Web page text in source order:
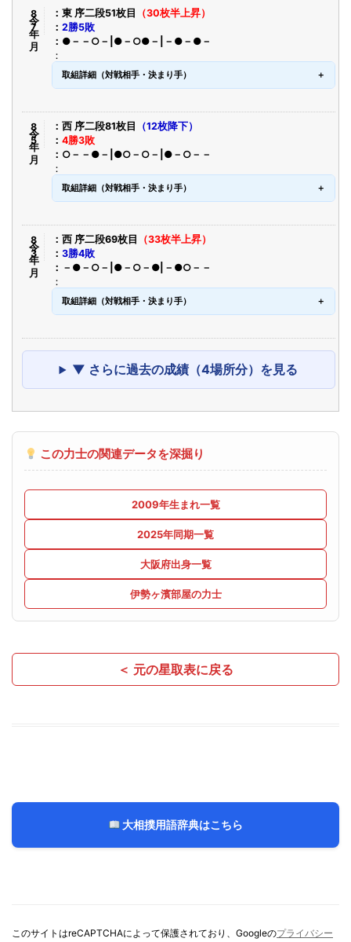
令8年7月 東 序二段51枚目
（30枚半上昇）
2勝5敗
●－－○－|●－○●－|－●－●－
取組詳細（対戦相手・決まり手）
令8年5月 西 序二段81枚目
（12枚降下）
4勝3敗
○－－●－|●○－○－|●－○－－
取組詳細（対戦相手・決まり手）
令8年3月 西 序二段69枚目
（33枚半上昇）
3勝4敗
－●－○－|●－○－●|－●○－－
取組詳細（対戦相手・決まり手）
▼ さらに過去の成績（4場所分）を見る
この力士の関連データを深掘り
2009年生まれ一覧
2025年同期一覧
大阪府出身一覧
伊勢ヶ濱部屋の力士
＜ 元の星取表に戻る
大相撲用語辞典はこちら
このサイトはreCAPTCHAによって保護されており、Googleのプライバシー